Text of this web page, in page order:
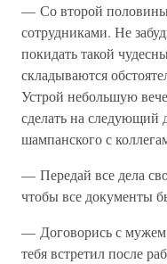
— Со второй половины
сотрудниками. Не
покидать такой
складываются
Устрой небольшую
сделать на следующий
шампанского с
— Передай все дела
чтобы все документы
— Договорись с
тебя встретил после